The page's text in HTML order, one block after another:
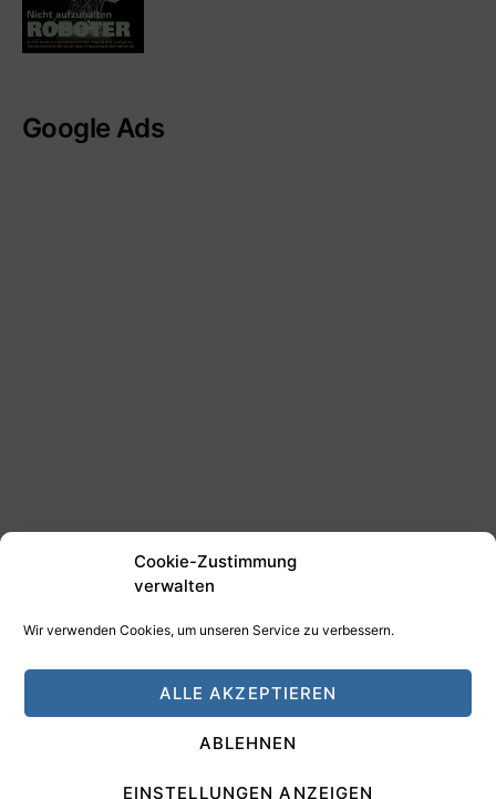
Cookie-Zustimmung
verwalten
Wir verwenden Cookies, um unseren Service zu verbessern.
ALLE AKZEPTIEREN
ABLEHNEN
EINSTELLUNGEN ANZEIGEN
Google Ads
HAMANN DESIGN - Digitale Medien
Impressum Datenschutz